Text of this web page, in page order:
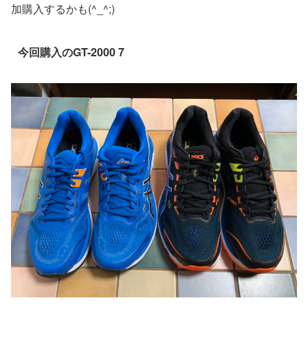
加購入するかも(^_^;)
今回購入のGT-2000 7